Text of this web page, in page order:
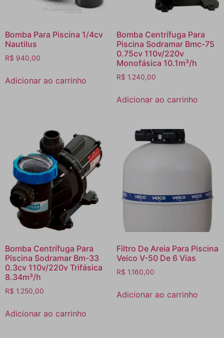
Bomba Para Piscina 1/4cv
Nautilus
R$ 940,00
Adicionar ao carrinho
Bomba Centrífuga Para
Piscina Sodramar Bmc-75
0.75cv 110v/220v
Monofásica 10.1m³/h
R$ 1.240,00
Adicionar ao carrinho
Bomba Centrífuga Para
Piscina Sodramar Bm-33
0.3cv 110v/220v Trifásica
8.34m³/h
R$ 1.250,00
Adicionar ao carrinho
Filtro De Areia Para Piscina
Veico V-50 De 6 Vias
R$ 1.160,00
Adicionar ao carrinho